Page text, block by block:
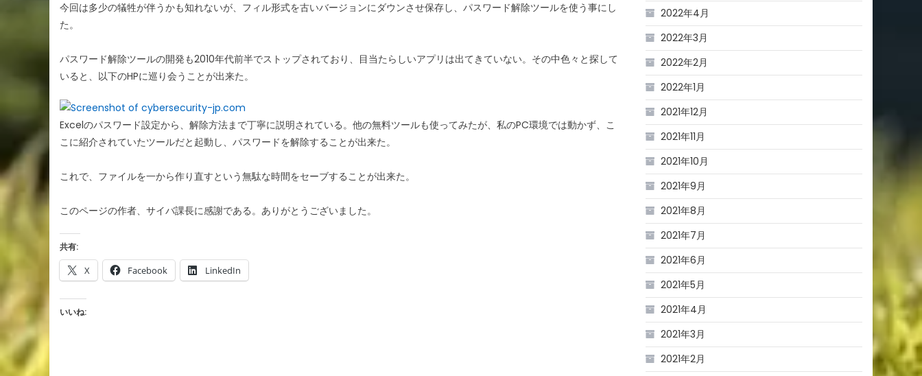
今回は多少の犠牲が伴うかも知れないが、フィル形式を古いバージョンにダウンさせ保存し、パスワード解除ツールを使う事にし
た。
パスワード解除ツールの開発も2010年代前半でストップされており、目当たらしいアプリは出てきていない。その中色々と探して
いると、以下のHPに巡り会うことが出来た。
Excelのパスワード設定から、解除方法まで丁寧に説明されている。他の無料ツールも使ってみたが、私のPC環境では動かず、こ
こに紹介されていたツールだと起動し、パスワードを解除することが出来た。
これで、ファイルを一から作り直すという無駄な時間をセーブすることが出来た。
このページの作者、サイバ課長に感謝である。ありがとうございました。
共有:
X Facebook LinkedIn
いいね:
2022年4月
2022年3月
2022年2月
2022年1月
2021年12月
2021年11月
2021年10月
2021年9月
2021年8月
2021年7月
2021年6月
2021年5月
2021年4月
2021年3月
2021年2月